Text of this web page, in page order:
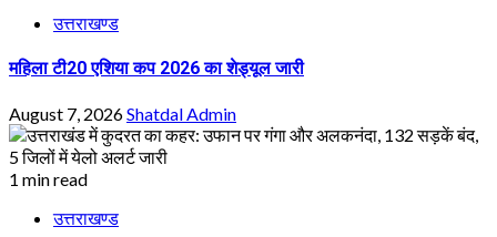
उत्तराखण्ड
महिला टी20 एशिया कप 2026 का शेड्यूल जारी
August 7, 2026Shatdal Admin
1 min read
उत्तराखण्ड